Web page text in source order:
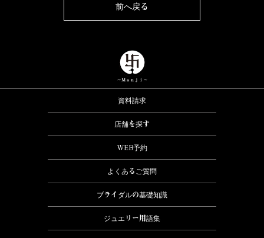
前へ戻る
資料請求
店舗を探す
WEB予約
よくあるご質問
ブライダルの基礎知識
ジュエリー用語集